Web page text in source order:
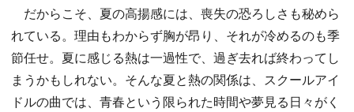
だからこそ、夏の高揚感には、喪失の恐ろしさも秘めら
れている。理由もわからず胸が昂り、それが冷めるのも季
節任せ。夏に感じる熱は一過性で、過ぎ去れば終わってし
まうかもしれない。そんな夏と熱の関係は、スクールアイ
ドルの曲では、青春という限られた時間や夢見る日々がく